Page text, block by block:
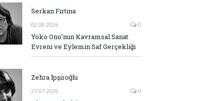
Serkan Fırtına
02.08.2026 0
Yoko Ono’nun Kavramsal Sanat
Evreni ve Eylemin Saf Gerçekliği
Zehra İpşiroğlu
27.07.2026 0